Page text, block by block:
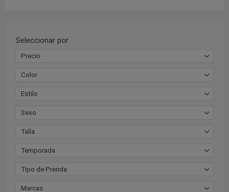
Seleccionar por
Precio
Color
Estilo
Sexo
Talla
Temporada
Tipo de Prenda
Marcas